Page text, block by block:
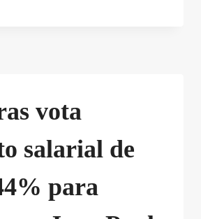
vota
salarial de
para